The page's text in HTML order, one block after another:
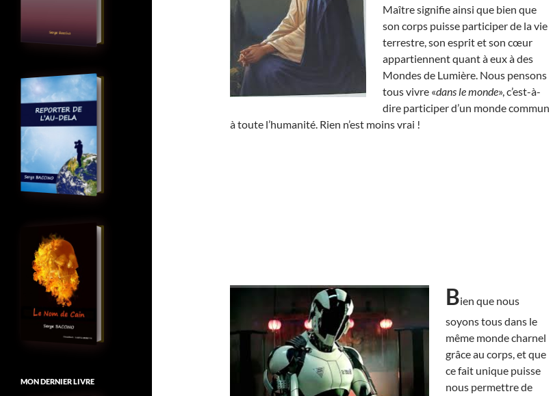
Maître signifie ainsi que bien que
son corps puisse participer de la vie
terrestre, son esprit et son cœur
appartiennent quant à eux à des
Mondes de Lumière. Nous pensons
tous vivre «dans le monde», c’est-à-
dire participer d’un monde commun
à toute l’humanité. Rien n’est moins vrai !
Bien que nous
soyons tous dans le
même monde charnel
grâce au corps, et que
ce fait unique puisse
nous permettre de
MON DERNIER LIVRE